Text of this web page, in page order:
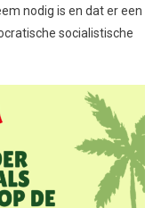
nodig is en dat er een
socialistische